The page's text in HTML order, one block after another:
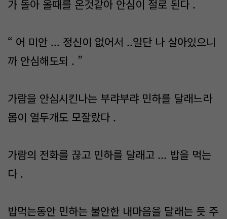
가 돌아 올때를 온것같아 안심이 절로 된다 .
“ 어 미안 ... 정신이 없어서 ..일단 나 살아있으니
까 안심해도되 . ”
가람을 안심시킨나는 부랴부랴 민하를 달래느라
몸이 열두개도 모잘랐다 .
가람의 전화를 끊고 민하를 달래고 ... 밥을 먹는
다 .
밥먹는동안 민하는 불안한 내마음을 달래는 듯 주